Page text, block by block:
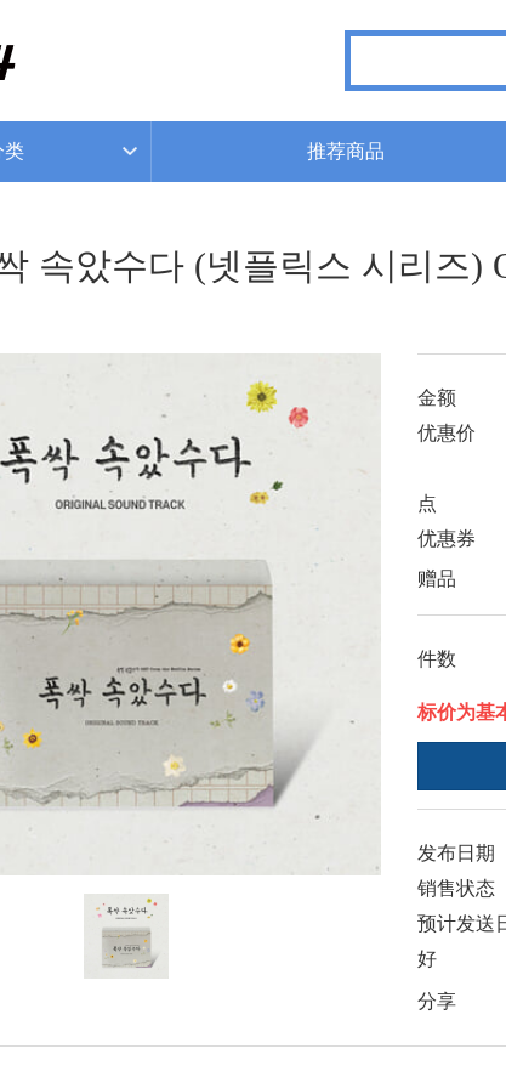
类 推荐商品
속았수다 (넷플릭스 시리즈)
金额
优惠价
点
优惠券
赠品
件数
标价为基
发布日期
销售状态
预计发送
好
分享